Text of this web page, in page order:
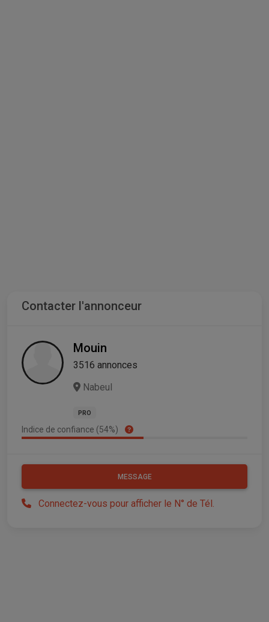
Contacter l'annonceur
Mouin
3516 annonces
Nabeul
PRO
Indice de confiance (54%)
MESSAGE
Connectez-vous pour afficher le N° de Tél.